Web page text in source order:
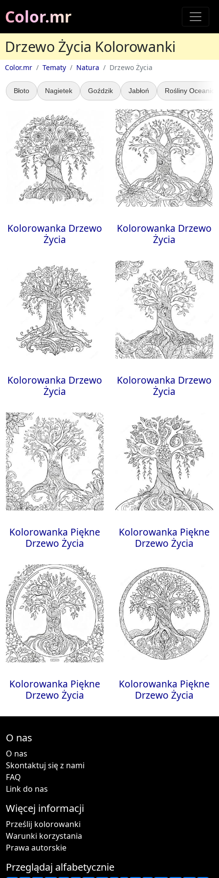
Color.mr
Drzewo Życia Kolorowanki
Color.mr Tematy Natura Drzewo Życia
Błoto Nagietek Goździk Jabłoń Rośliny
Kolorowanka Drzewo
Życia
Kolorowanka Drzewo
Życia
Kolorowanka Drzewo
Życia
Kolorowanka Drzewo
Życia
Kolorowanka Piękne
Drzewo Życia
Kolorowanka Piękne
Drzewo Życia
Kolorowanka Piękne
Drzewo Życia
Kolorowanka Piękne
Drzewo Życia
O nas
O nas
Skontaktuj się z nami
FAQ
Link do nas
Więcej informacji
Prześlij kolorowanki
Warunki korzystania
Prawa autorskie
Przeglądaj alfabetycznie